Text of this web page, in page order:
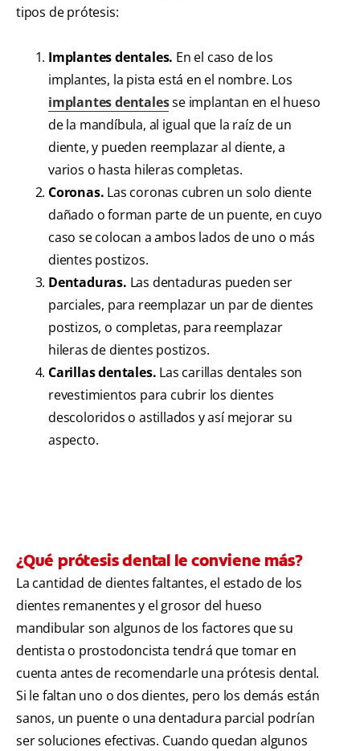
tipos de prótesis:
Implantes dentales. En el caso de los
implantes, la pista está en el nombre. Los
implantes dentalesse implantan en el hueso
de la mandíbula, al igual que la raíz de un
diente, y pueden reemplazar al diente, a
varios o hasta hileras completas.
Coronas. Las coronas cubren un solo diente
dañado o forman parte de un puente, en cuyo
caso se colocan a ambos lados de uno o más
dientes postizos.
Dentaduras. Las dentaduras pueden ser
parciales, para reemplazar un par de dientes
postizos, o completas, para reemplazar
hileras de dientes postizos.
Carillas dentales. Las carillas dentales son
revestimientos para cubrir los dientes
descoloridos o astillados y así mejorar su
aspecto.
¿Qué prótesis dental le conviene más?
La cantidad de dientes faltantes, el estado de los
dientes remanentes y el grosor del hueso
mandibular son algunos de los factores que su
dentista o prostodoncista tendrá que tomar en
cuenta antes de recomendarle una prótesis dental.
Si le faltan uno o dos dientes, pero los demás están
sanos, un puente o una dentadura parcial podrían
ser soluciones efectivas. Cuando quedan algunos